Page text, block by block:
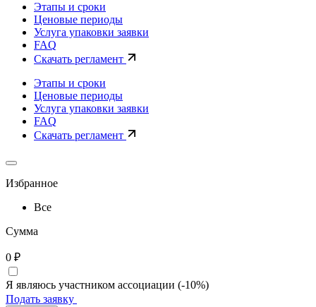
Этапы и сроки
Ценовые периоды
Услуга упаковки заявки
FAQ
Скачать регламент
Этапы и сроки
Ценовые периоды
Услуга упаковки заявки
FAQ
Скачать регламент
Избранное
Все
Сумма
0 ₽
Я являюсь участником ассоциации (-10%)
Подать заявку